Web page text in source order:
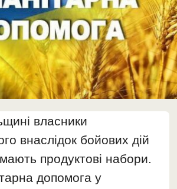
власники
внаслідок бойових дій
продуктові набори.
допомога у